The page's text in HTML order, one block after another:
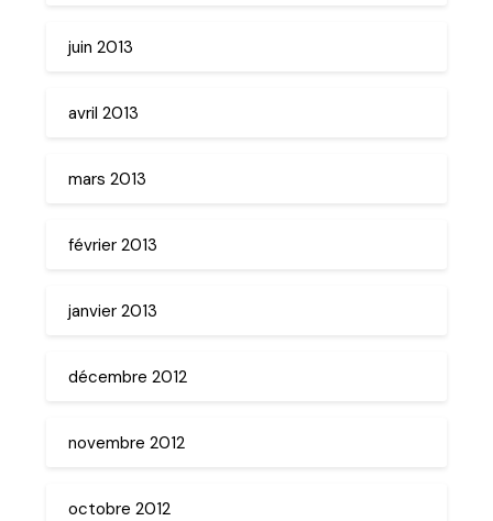
juin 2013
avril 2013
mars 2013
février 2013
janvier 2013
décembre 2012
novembre 2012
octobre 2012